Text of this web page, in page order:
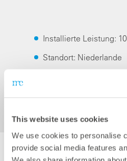
This website uses cookies
We use cookies to personalise
provide social media features
Installierte Leistung:
Standort: Niederlande
Spannungsebene: